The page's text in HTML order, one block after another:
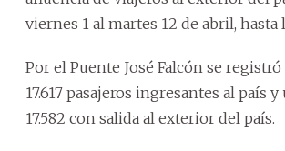
viernes 1 al martes 12 de abril, hasta
Por el Puente José Falcón se
17.617 pasajeros ingresantes al país
17.582 con salida al exterior del país.